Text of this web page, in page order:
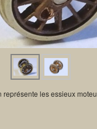
représente les essieux